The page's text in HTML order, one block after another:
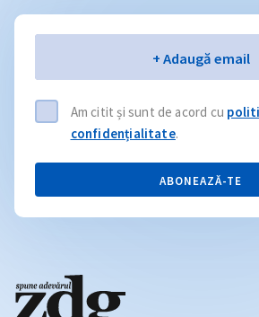
+ Adaugă email
Am citit și sunt de acord cu
confidențialitate.
ABONEAZĂ-TE